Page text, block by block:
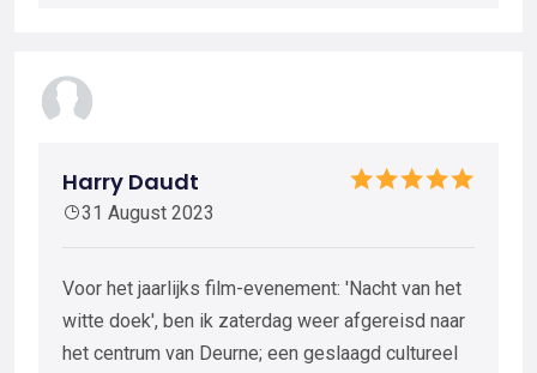
Harry Daudt
31 August 2023
Voor het jaarlijks film-evenement: 'Nacht van het
witte doek', ben ik zaterdag weer afgereisd naar
het centrum van Deurne; een geslaagd cultureel